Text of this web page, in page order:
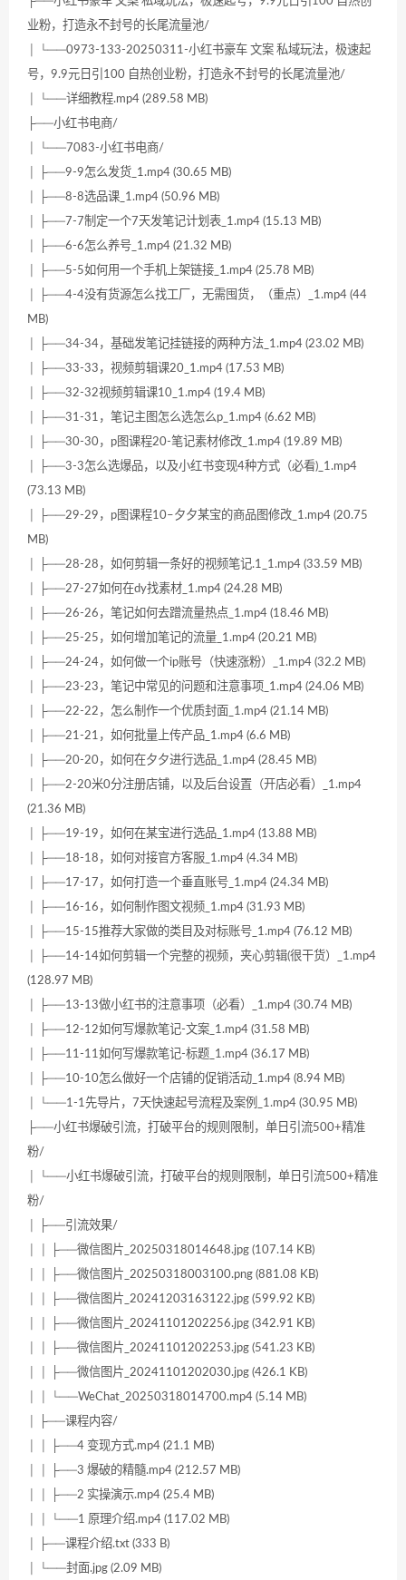
业粉，打造永不封号的长尾流量池/
│ └──0973-133-20250311-小红书豪车 文案 私域玩法，极速起
号，9.9元日引100 自热创业粉，打造永不封号的长尾流量池/
│ └──详细教程.mp4 (289.58 MB)
├──小红书电商/
│ └──7083-小红书电商/
│ ├──9-9怎么发货_1.mp4 (30.65 MB)
│ ├──8-8选品课_1.mp4 (50.96 MB)
│ ├──7-7制定一个7天发笔记计划表_1.mp4 (15.13 MB)
│ ├──6-6怎么养号_1.mp4 (21.32 MB)
│ ├──5-5如何用一个手机上架链接_1.mp4 (25.78 MB)
│ ├──4-4没有货源怎么找工厂，无需囤货，（重点）_1.mp4 (44
MB)
│ ├──34-34，基础发笔记挂链接的两种方法_1.mp4 (23.02 MB)
│ ├──33-33，视频剪辑课20_1.mp4 (17.53 MB)
│ ├──32-32视频剪辑课10_1.mp4 (19.4 MB)
│ ├──31-31，笔记主图怎么选怎么p_1.mp4 (6.62 MB)
│ ├──30-30，p图课程20-笔记素材修改_1.mp4 (19.89 MB)
│ ├──3-3怎么选爆品，以及小红书变现4种方式（必看)_1.mp4
(73.13 MB)
│ ├──29-29，p图课程10–夕夕某宝的商品图修改_1.mp4 (20.75
MB)
│ ├──28-28，如何剪辑一条好的视频笔记.1_1.mp4 (33.59 MB)
│ ├──27-27如何在dy找素材_1.mp4 (24.28 MB)
│ ├──26-26，笔记如何去蹭流量热点_1.mp4 (18.46 MB)
│ ├──25-25，如何增加笔记的流量_1.mp4 (20.21 MB)
│ ├──24-24，如何做一个ip账号（快速涨粉）_1.mp4 (32.2 MB)
│ ├──23-23，笔记中常见的问题和注意事项_1.mp4 (24.06 MB)
│ ├──22-22，怎么制作一个优质封面_1.mp4 (21.14 MB)
│ ├──21-21，如何批量上传产品_1.mp4 (6.6 MB)
│ ├──20-20，如何在夕夕进行选品_1.mp4 (28.45 MB)
│ ├──2-20米0分注册店铺，以及后台设置（开店必看）_1.mp4
(21.36 MB)
│ ├──19-19，如何在某宝进行选品_1.mp4 (13.88 MB)
│ ├──18-18，如何对接官方客服_1.mp4 (4.34 MB)
│ ├──17-17，如何打造一个垂直账号_1.mp4 (24.34 MB)
│ ├──16-16，如何制作图文视频_1.mp4 (31.93 MB)
│ ├──15-15推荐大家做的类目及对标账号_1.mp4 (76.12 MB)
│ ├──14-14如何剪辑一个完整的视频，夹心剪辑(很干货）_1.mp4
(128.97 MB)
│ ├──13-13做小红书的注意事项（必看）_1.mp4 (30.74 MB)
│ ├──12-12如何写爆款笔记-文案_1.mp4 (31.58 MB)
│ ├──11-11如何写爆款笔记-标题_1.mp4 (36.17 MB)
│ ├──10-10怎么做好一个店铺的促销活动_1.mp4 (8.94 MB)
│ └──1-1先导片，7天快速起号流程及案例_1.mp4 (30.95 MB)
├──小红书爆破引流，打破平台的规则限制，单日引流500+精准
粉/
│ └──小红书爆破引流，打破平台的规则限制，单日引流500+精准
粉/
│ ├──引流效果/
│ │ ├──微信图片_20250318014648.jpg (107.14 KB)
│ │ ├──微信图片_20250318003100.png (881.08 KB)
│ │ ├──微信图片_20241203163122.jpg (599.92 KB)
│ │ ├──微信图片_20241101202256.jpg (342.91 KB)
│ │ ├──微信图片_20241101202253.jpg (541.23 KB)
│ │ ├──微信图片_20241101202030.jpg (426.1 KB)
│ │ └──WeChat_20250318014700.mp4 (5.14 MB)
│ ├──课程内容/
│ │ ├──4 变现方式.mp4 (21.1 MB)
│ │ ├──3 爆破的精髓.mp4 (212.57 MB)
│ │ ├──2 实操演示.mp4 (25.4 MB)
│ │ └──1 原理介绍.mp4 (117.02 MB)
│ ├──课程介绍.txt (333 B)
│ └──封面.jpg (2.09 MB)